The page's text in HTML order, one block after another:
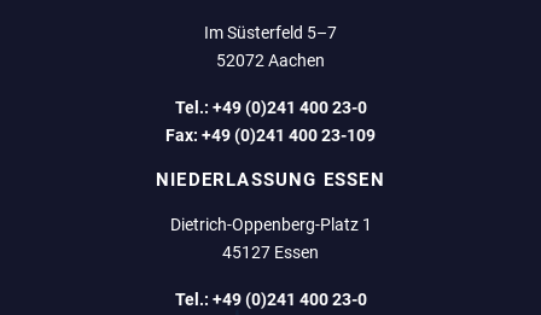
Im Süsterfeld 5–7
52072 Aachen
Tel.: +49 (0)241 400 23-0
Fax: +49 (0)241 400 23-109
NIEDERLASSUNG ESSEN
Dietrich-Oppenberg-Platz 1
45127 Essen
Tel.: +49 (0)241 400 23-0